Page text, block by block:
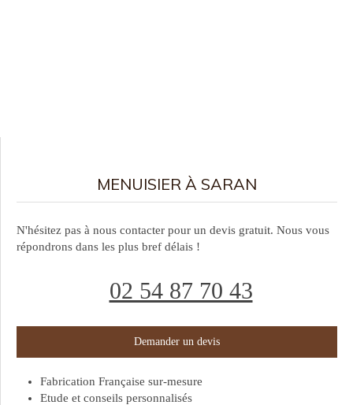
MENUISIER À SARAN
N'hésitez pas à nous contacter pour un devis gratuit. Nous vous
répondrons dans les plus bref délais !
02 54 87 70 43
Demander un devis
Fabrication Française sur-mesure
Etude et conseils personnalisés